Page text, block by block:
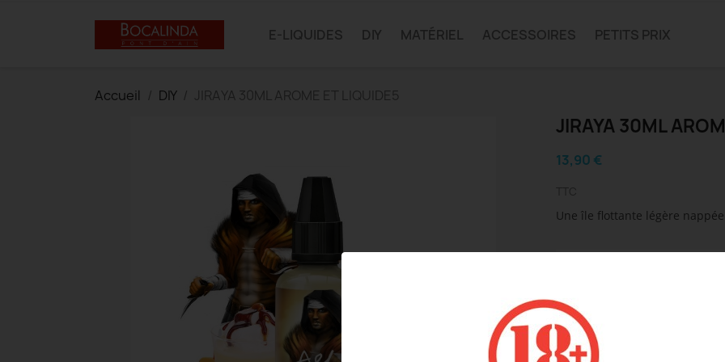
E-LIQUIDES DIY MATÉRIEL ACCESSOIRES PETITS PRIX
Accueil DIY JIRAYA 30ML AROME ET LIQUIDE5
JIRAYA 30ML
13,90 €
TTC
Une île flottante légère